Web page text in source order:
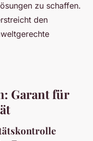
zu schaffen.
den
Garant für